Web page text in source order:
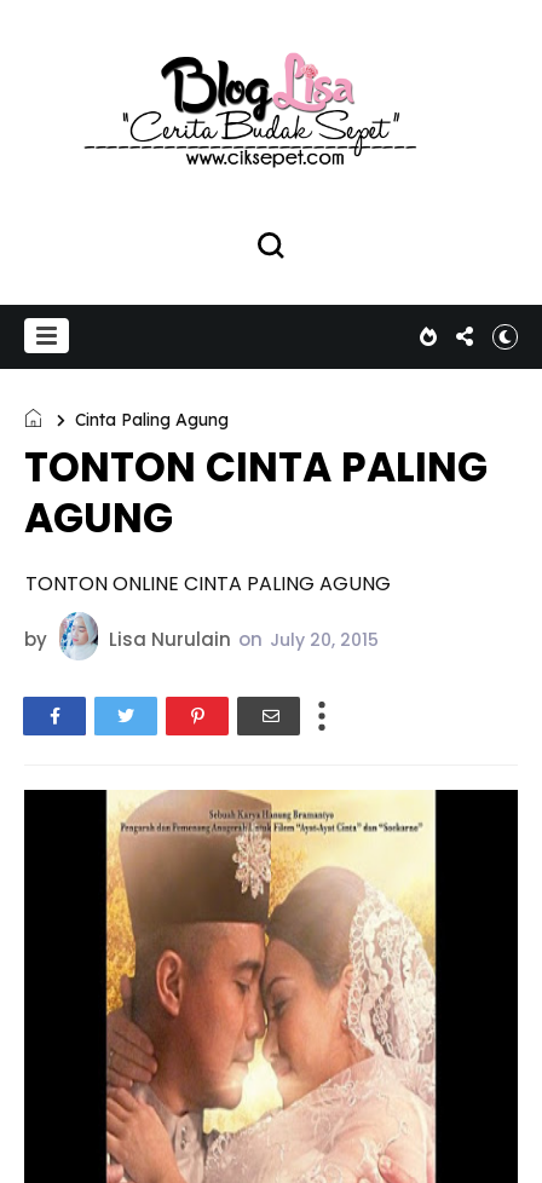
Cinta Paling Agung
TONTON CINTA PALING
AGUNG
TONTON ONLINE CINTA PALING AGUNG
by Lisa Nurulain on July 20, 2015